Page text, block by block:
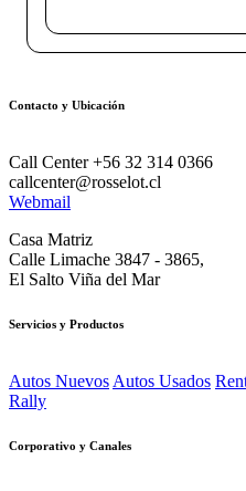
Contacto y Ubicación
Call Center +56 32 314 0366
callcenter@rosselot.cl
Webmail
Casa Matriz
Calle Limache 3847 - 3865,
El Salto Viña del Mar
Servicios y Productos
Autos Nuevos Autos Usados
Rally
Corporativo y Canales